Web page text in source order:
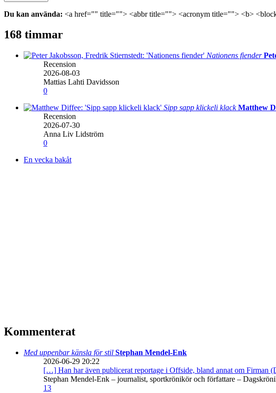
Du kan använda: <a href="" title=""> <abbr title=""> <acronym title=""> <b>
168 timmar
Nationens fiender
Recension
2026-08-03
Mattias Lahti Davidsson
0
Sipp sapp klickeli klack Matthew
Recension
2026-07-30
Anna Liv Lidström
0
En vecka bakåt
Kommenterat
Med uppenbar känsla för stil Stephan Mendel-Enk
2026-06-29 20:22
[…] Han har även publicerat reportage i Offside, bland annat om Firman
Stephan Mendel-Enk – journalist, sportkrönikör och författare –
13